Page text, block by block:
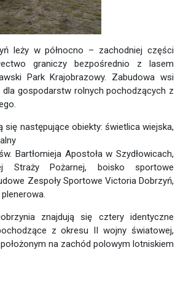
leży w północno – zachodniej części
graniczy bezpośrednio z lasem
Park Krajobrazowy. Zabudowa wsi
gospodarstw rolnych pochodzących z
się następujące obiekty: świetlica wiejska,
Bartłomieja Apostoła w Szydłowicach,
Straży Pożarnej, boisko sportowe
Zespoły Sportowe Victoria Dobrzyń,
znajdują się cztery identyczne
z okresu II wojny światowej,
na zachód polowym lotniskiem